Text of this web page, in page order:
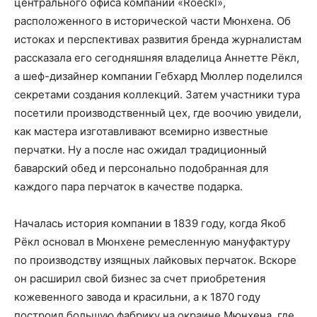
расположенного в исторической части Мюнхена. Об
истоках и перспективах развития бренда журналистам
рассказала его сегодняшняя владелица Аннетте Рёкл,
а шеф-дизайнер компании Гебхард Мюллер поделился
секретами создания коллекций. Затем участники тура
посетили производственный цех, где воочию увидели,
как мастера изготавливают всемирно известные
перчатки. Ну а после нас ожидал традиционный
баварский обед и персонально подобранная для
каждого пара перчаток в качестве подарка.
Началась история компании в 1839 году, когда Якоб
Рёкл основал в Мюнхене ремесленную мануфактуру
по производству изящных лайковых перчаток. Вскоре
он расширил свой бизнес за счет приобретения
кожевенного завода и красильни, а к 1870 году